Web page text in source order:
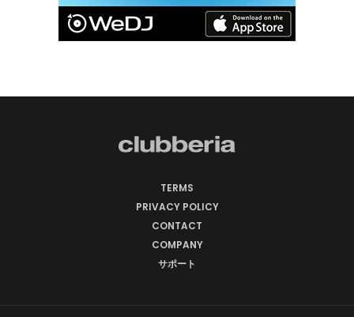
TERMS
PRIVACY POLICY
CONTACT
COMPANY
サポート